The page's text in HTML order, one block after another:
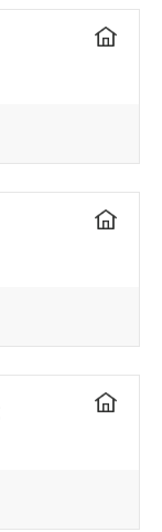
연구실
연구실
연구실